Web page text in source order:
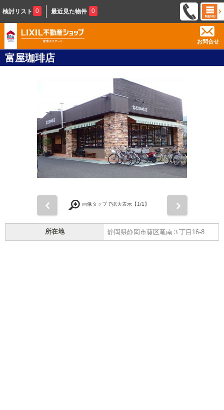
検討リスト 0 最近見た物件 0
お問合せ
富屋珈琲店
画像タップで拡大表示【1/1】
所在地 静岡県静岡市葵区竜南３丁目16-8